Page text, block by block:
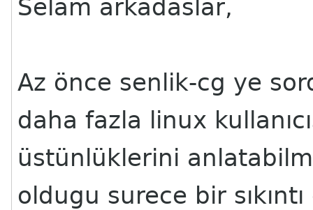
Selam arkadaslar,
Az önce senlik-cg ye
daha fazla linux
üstünlüklerini
oldugu surece bir